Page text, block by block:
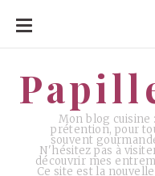
ALLER
CONTENU
Mon blog cuisine
prétention, pour
souvent
N'hésitez pas à
découvrir mes
Ce site est la